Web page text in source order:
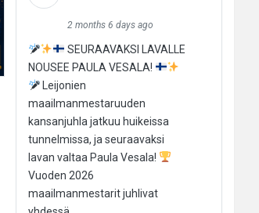
2 months 6 days ago
SEURAAVAKSI LAVALLE
NOUSEE PAULA VESALA!
Leijonien
maailmanmestaruuden
kansanjuhla jatkuu huikeissa
tunnelmissa, ja seuraavaksi
lavan valtaa Paula Vesala!
Vuoden 2026
maailmanmestarit juhlivat